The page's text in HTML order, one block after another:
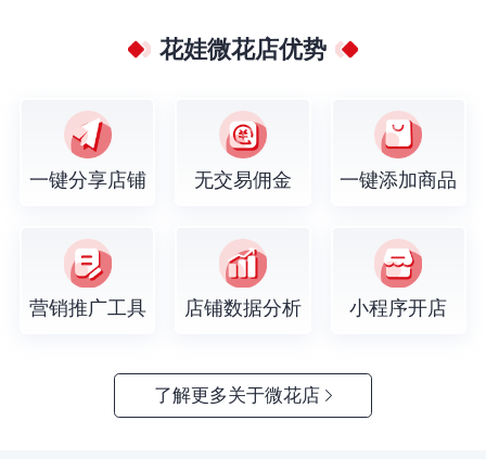
花娃微花店优势
一键分享店铺 无交易佣金 一键添加商品
营销推广工具 店铺数据分析 小程序开店
了解更多关于微花店